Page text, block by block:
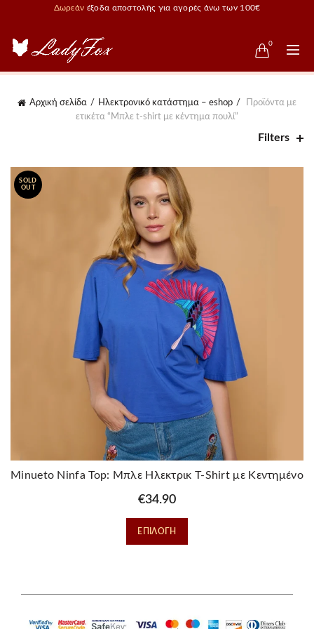
Δωρεάν έξοδα αποστολής για αγορές άνω των 100€
0
Αρχική σελίδα Ηλεκτρονικό κατάστημα – eshop
Προϊόντα με
ετικέτα “Μπλε t-shirt με κέντημα πουλί”
Filters
SOLD
OUT
Minueto Ninfa Top: Μπλε Ηλεκτρικ T-Shirt με Κεντημένο
€34.90
ΕΠΙΛΟΓΉ
Οι